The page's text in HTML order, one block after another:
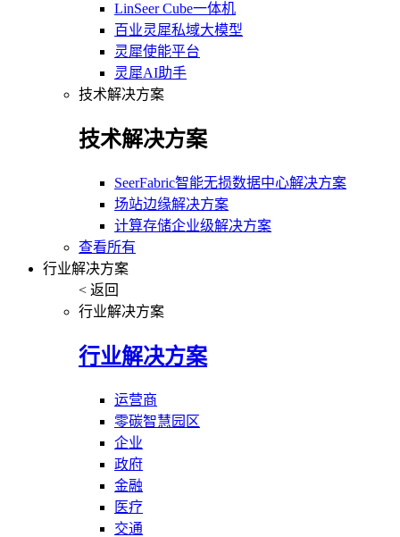
LinSeer Cube一体机
百业灵犀私域大模型
灵犀使能平台
灵犀AI助手
技术解决方案
技术解决方案
SeerFabric智能无损数据中心解决方案
场站边缘解决方案
计算存储企业级解决方案
查看所有
行业解决方案
< 返回
行业解决方案
行业解决方案
运营商
零碳智慧园区
企业
政府
金融
医疗
交通